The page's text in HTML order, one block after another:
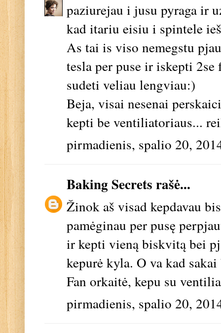
paziurejau i jusu pyraga ir
kad itariu eisiu i spintele
As tai is viso nemegstu
tesla per puse ir iskepti
sudeti veliau lengviau:)
Beja, visai nesenai
kepti be ventiliatoriaus...
pirmadienis, spalio 20,
Baking Secrets rašė...
Žinok aš visad kepdavau
pamėginau per pusę
ir kepti vieną biskvitą bei
kepurė kyla. O va kad
Fan orkaitė, kepu su
pirmadienis, spalio 20,